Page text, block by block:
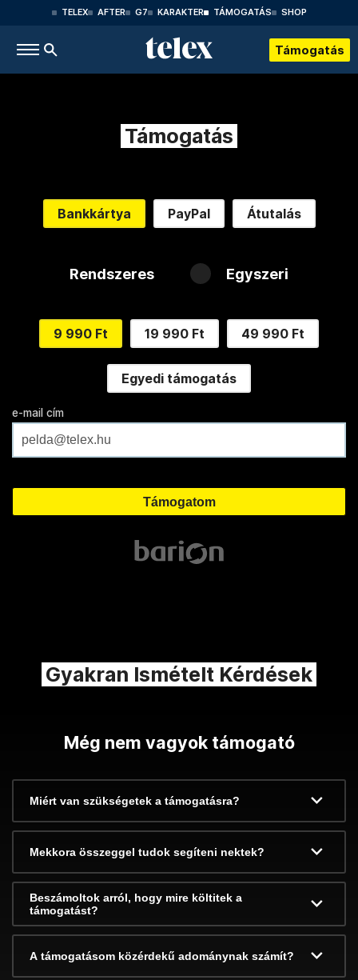
TELEX AFTER G7 KARAKTER TÁMOGATÁS SHOP
Támogatás
Támogatás
Bankkártya PayPal Átutalás
Rendszeres Egyszeri
9 990 Ft 19 990 Ft 49 990 Ft
Egyedi támogatás
e-mail cím
Gyakran Ismételt Kérdések
Még nem vagyok támogató
Miért van szükségetek a támogatásra?
Mekkora összeggel tudok segíteni nektek?
Beszámoltok arról, hogy mire költitek a
támogatást?
A támogatásom közérdekű adománynak számít?